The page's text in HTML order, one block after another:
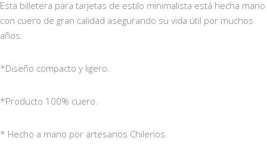
Esta billetera para tarjetas de estilo minimalista está hecha mano
con cuero de gran calidad asegurando su vida útil por muchos
años.
*Diseño compacto y ligero.
*Producto 100% cuero.
* Hecho a mano por artesanos Chilenos.